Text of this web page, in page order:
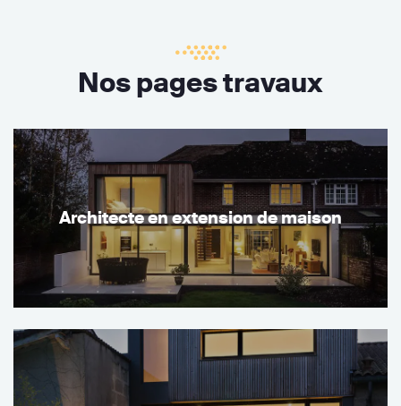
Nos pages travaux
Architecte en extension de maison